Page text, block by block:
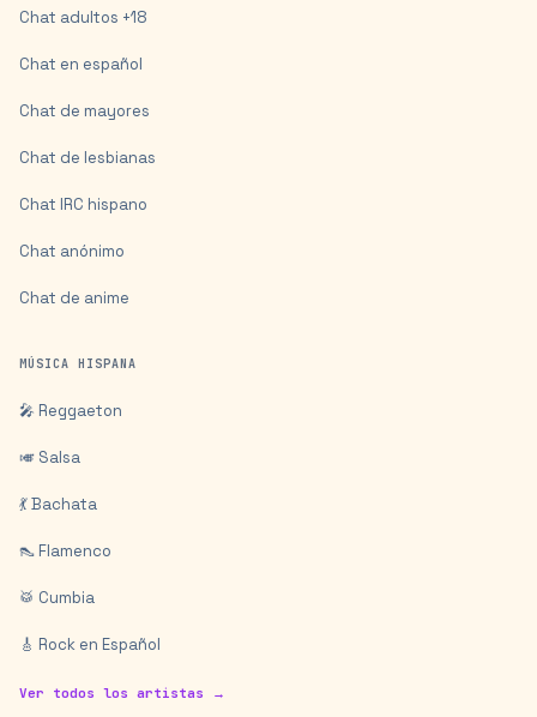
Chat adultos +18
Chat en español
Chat de mayores
Chat de lesbianas
Chat IRC hispano
Chat anónimo
Chat de anime
MÚSICA HISPANA
🎤 Reggaeton
🎺 Salsa
💃 Bachata
👠 Flamenco
🥁 Cumbia
🎸 Rock en Español
Ver todos los artistas →